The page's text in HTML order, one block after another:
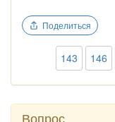
Поделиться
143 146
Вопрос